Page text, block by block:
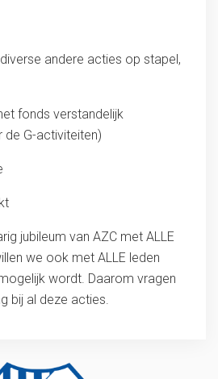
andere acties op stapel,
fonds verstandelijk
de G-activiteiten)
jubileum van AZC met ALLE
we ook met ALLE leden
wordt. Daarom vragen
bij al deze acties.